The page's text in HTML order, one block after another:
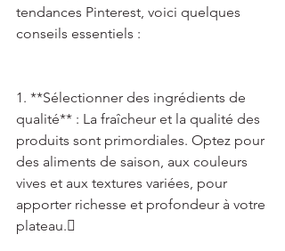
tendances Pinterest, voici quelques
conseils essentiels :
1. **Sélectionner des ingrédients de
qualité** : La fraîcheur et la qualité des
produits sont primordiales. Optez pour
des aliments de saison, aux couleurs
vives et aux textures variées, pour
apporter richesse et profondeur à votre
plateau.